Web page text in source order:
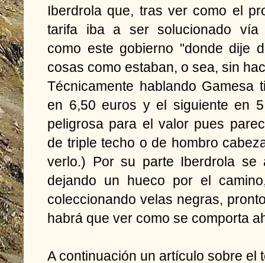
Iberdrola que, tras ver como el
tarifa iba a ser solucionado vía
como este gobierno "donde dije
cosas como estaban, o sea, sin
Técnicamente hablando Gamesa
en 6,50 euros y el siguiente en
peligrosa para el valor pues
de triple techo o de hombro
verlo.) Por su parte Iberdrola se
dejando un hueco por el
coleccionando velas negras,
habrá que ver como se comporta
A continuación un artículo sobre el